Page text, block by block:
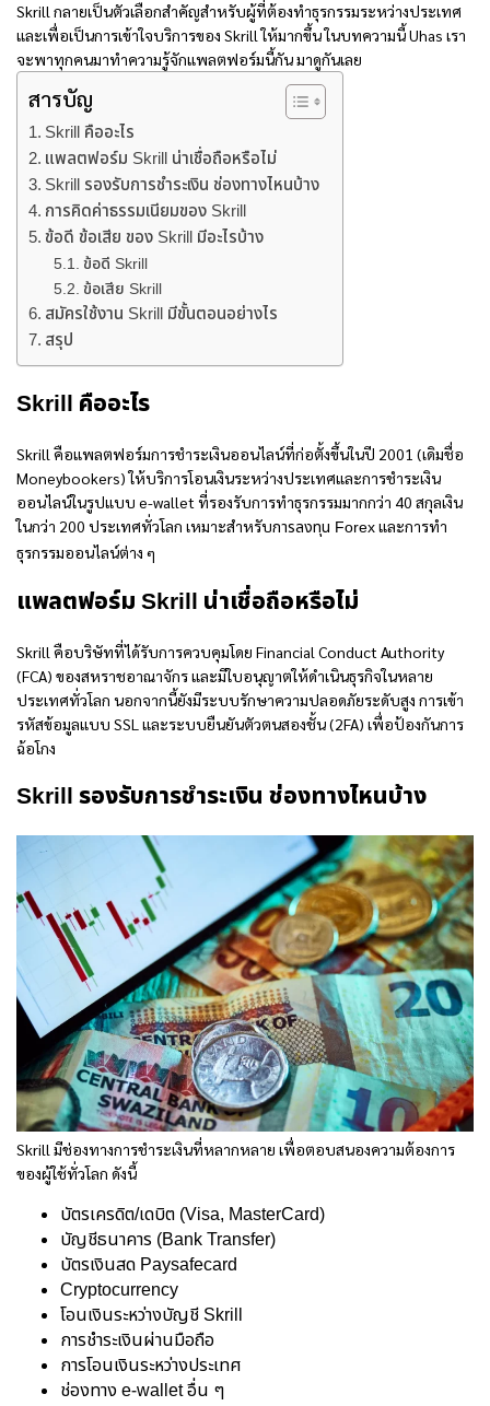
Skrill กลายเป็นตัวเลือกสำคัญสำหรับผู้ที่ต้องทำธุรกรรมระหว่างประเทศ
และเพื่อเป็นการเข้าใจบริการของ Skrill ให้มากขึ้น ในบทความนี้ Uhas เรา
จะพาทุกคนมาทำความรู้จักแพลตฟอร์มนี้กัน มาดูกันเลย
สารบัญ
Skrill คืออะไร
แพลตฟอร์ม Skrill น่าเชื่อถือหรือไม่
Skrill รองรับการชำระเงิน ช่องทางไหนบ้าง
การคิดค่าธรรมเนียมของ Skrill
ข้อดี ข้อเสีย ของ Skrill มีอะไรบ้าง
ข้อดี Skrill
ข้อเสีย Skrill
สมัครใช้งาน Skrill มีขั้นตอนอย่างไร
สรุป
Skrill คืออะไร
Skrill คือแพลตฟอร์มการชำระเงินออนไลน์ที่ก่อตั้งขึ้นในปี 2001 (เดิมชื่อ
Moneybookers) ให้บริการโอนเงินระหว่างประเทศและการชำระเงิน
ออนไลน์ในรูปแบบ e-wallet ที่รองรับการทำธุรกรรมมากกว่า 40 สกุลเงิน
ในกว่า 200 ประเทศทั่วโลก เหมาะสำหรับการลงทุน Forexและการทำ
ธุรกรรมออนไลน์ต่าง ๆ
แพลตฟอร์ม Skrill น่าเชื่อถือหรือไม่
Skrill คือบริษัทที่ได้รับการควบคุมโดย Financial Conduct Authority
(FCA) ของสหราชอาณาจักร และมีใบอนุญาตให้ดำเนินธุรกิจในหลาย
ประเทศทั่วโลก นอกจากนี้ยังมีระบบรักษาความปลอดภัยระดับสูง การเข้า
รหัสข้อมูลแบบ SSL และระบบยืนยันตัวตนสองชั้น (2FA) เพื่อป้องกันการ
ฉ้อโกง
Skrill รองรับการชำระเงิน ช่องทางไหนบ้าง
Skrill มีช่องทางการชำระเงินที่หลากหลาย เพื่อตอบสนองความต้องการ
ของผู้ใช้ทั่วโลก ดังนี้
บัตรเครดิต/เดบิต (Visa, MasterCard)
บัญชีธนาคาร (Bank Transfer)
บัตรเงินสด Paysafecard
Cryptocurrency
โอนเงินระหว่างบัญชี Skrill
การชำระเงินผ่านมือถือ
การโอนเงินระหว่างประเทศ
ช่องทาง e-wallet อื่น ๆ